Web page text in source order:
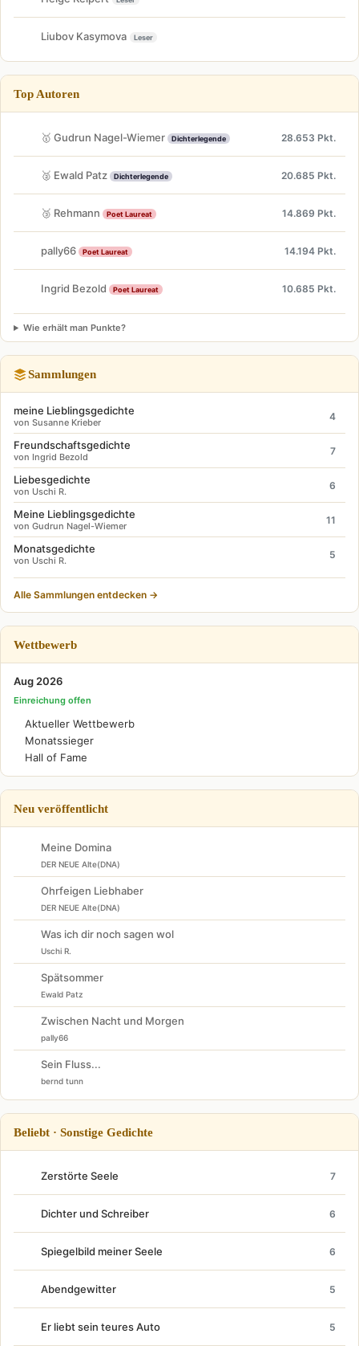
Liubov Kasymova Leser
Top Autoren
🥇 Gudrun Nagel-Wiemer Dichterlegende 28.653 Pkt.
🥈 Ewald Patz Dichterlegende 20.685 Pkt.
🥉 Rehmann Poet Laureat 14.869 Pkt.
pally66 Poet Laureat 14.194 Pkt.
Ingrid Bezold Poet Laureat 10.685 Pkt.
Wie erhält man Punkte?
Sammlungen
meine Lieblingsgedichte
von Susanne Krieber
4
Freundschaftsgedichte
von Ingrid Bezold
7
Liebesgedichte
von Uschi R.
6
Meine Lieblingsgedichte
von Gudrun Nagel-Wiemer
11
Monatsgedichte
von Uschi R.
5
Alle Sammlungen entdecken →
Wettbewerb
Aug 2026
Einreichung offen
Aktueller Wettbewerb
Monatssieger
Hall of Fame
Neu veröffentlicht
Meine Domina
DER NEUE Alte(DNA)
Ohrfeigen Liebhaber
DER NEUE Alte(DNA)
Was ich dir noch sagen wol
Uschi R.
Spätsommer
Ewald Patz
Zwischen Nacht und Morgen
pally66
Sein Fluss...
bernd tunn
Beliebt · Sonstige Gedichte
Zerstörte Seele 7
Dichter und Schreiber 6
Spiegelbild meiner Seele 6
Abendgewitter 5
Er liebt sein teures Auto 5